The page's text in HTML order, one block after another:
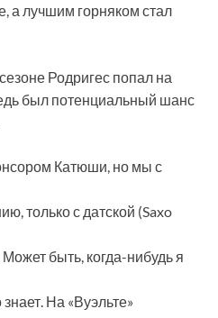
а лучшим горняком стал
Родригес попал на
был потенциальный шанс
Катюши, но мы с
только с датской (Saxo
быть, когда-нибудь я
На «Вуэльте»